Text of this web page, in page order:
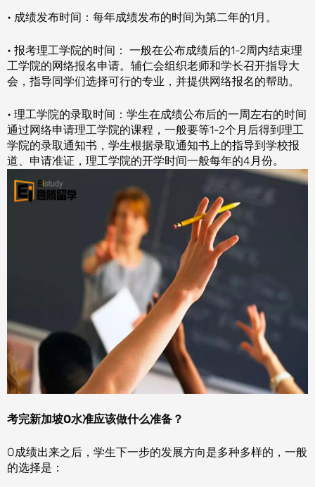
• 成绩发布时间：每年成绩发布的时间为第二年的1月。
• 报考理工学院的时间： 一般在公布成绩后的1-2周内结束理
工学院的网络报名申请。辅仁会组织老师和学长召开指导大
会，指导同学们选择可行的专业，并提供网络报名的帮助。
• 理工学院的录取时间：学生在成绩公布后的一周左右的时间
通过网络申请理工学院的课程，一般要等1-2个月后得到理工
学院的录取通知书，学生根据录取通知书上的指导到学校报
道、申请准证，理工学院的开学时间一般每年的4月份。
考完新加坡O水准应该做什么准备？
O成绩出来之后，学生下一步的发展方向是多种多样的，一般
的选择是：